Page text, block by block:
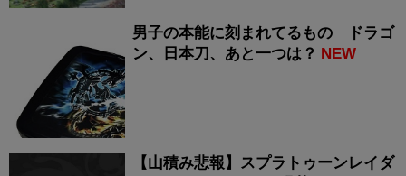
男子の本能に刻まれてるもの ドラゴ
ン、日本刀、あと一つは？ NEW
【山積み悲報】スプラトゥーンレイダ